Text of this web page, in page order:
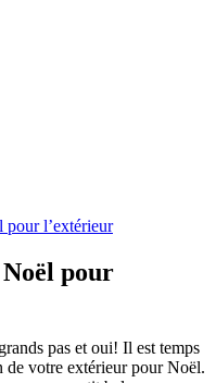
pour l’extérieur
Noël pour
pas et oui! Il est temps
de votre extérieur pour Noël.